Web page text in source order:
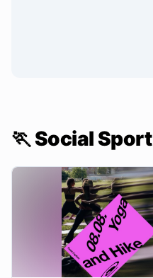
🏃 Social Sport